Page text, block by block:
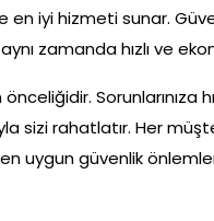
en iyi hizmeti sunar.
zamanda hızlı ve
Sorunlarınıza
sizi rahatlatır. Her
uygun güvenlik